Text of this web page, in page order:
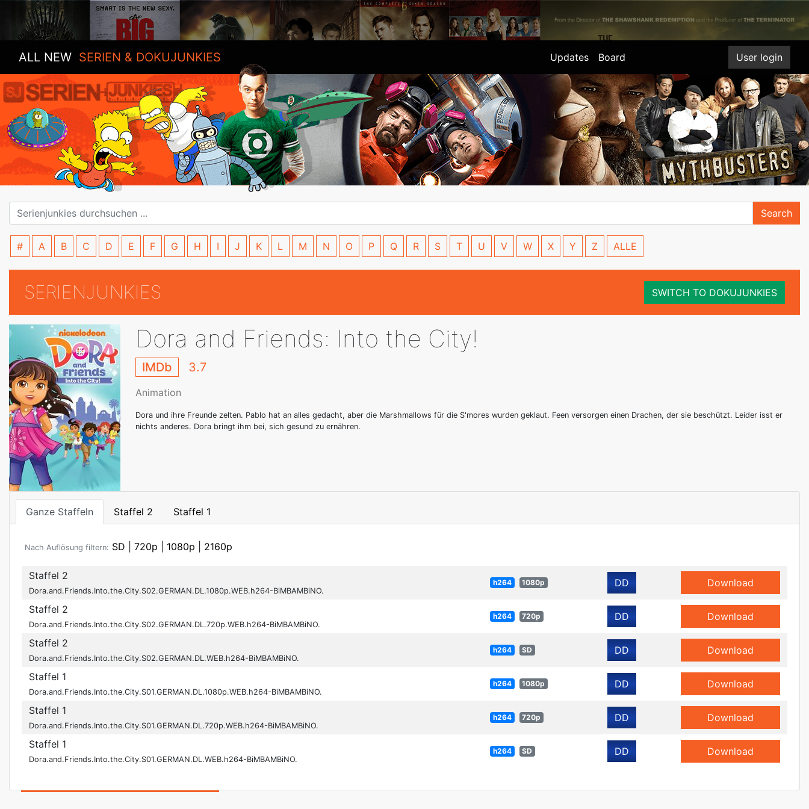
ALL NEW SERIEN & DOKUJUNKIES Updates Board User login
Search
# A B C D E F G H I J K L M N O P Q R S T U V W X Y Z ALLE
SERIENJUNKIES SWITCH TO DOKUJUNKIES
Dora and Friends: Into the City!
IMDb 3.7
Animation
Dora und ihre Freunde zelten. Pablo hat an alles gedacht, aber die Marshmallows für die S'mores wurden geklaut. Feen versorgen einen Drachen, der sie beschützt. Leider isst er
nichts anderes. Dora bringt ihm bei, sich gesund zu ernähren.
Ganze Staffeln Staffel 2 Staffel 1
Nach Auflösung filtern: SD 720p 1080p 2160p
Staffel 2
Dora.and.Friends.Into.the.City.S02.GERMAN.DL.1080p.WEB.h264-BiMBAMBiNO.
h264 1080p DD Download
Staffel 2
Dora.and.Friends.Into.the.City.S02.GERMAN.DL.720p.WEB.h264-BiMBAMBiNO.
h264 720p DD Download
Staffel 2
Dora.and.Friends.Into.the.City.S02.GERMAN.DL.WEB.h264-BiMBAMBiNO.
h264 SD DD Download
Staffel 1
Dora.and.Friends.Into.the.City.S01.GERMAN.DL.1080p.WEB.h264-BiMBAMBiNO.
h264 1080p DD Download
Staffel 1
Dora.and.Friends.Into.the.City.S01.GERMAN.DL.720p.WEB.h264-BiMBAMBiNO.
h264 720p DD Download
Staffel 1
Dora.and.Friends.Into.the.City.S01.GERMAN.DL.WEB.h264-BiMBAMBiNO.
h264 SD DD Download